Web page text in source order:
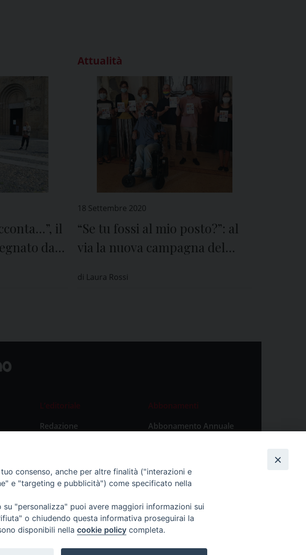
il
dai
Attualità
18 Settembre 2020
“Se tu fossi al mio posto?”: al
via la nuova campagna del
discriminazione
di Laura Rossi
L’editoriale
Redazione
Abbonamenti
Abbonamento Annuale
Abbonamento Singola
consenso, anche per altre finalità ("interazioni e
e "targeting e pubblicità") come specificato nella
"personalizza" puoi avere maggiori informazioni sui
o chiudendo questa informativa proseguirai la
disponibili nella cookie policy completa.